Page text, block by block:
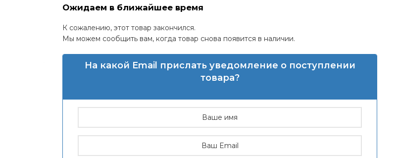
Ожидаем в ближайшее время
К сожалению, этот товар закончился.
Мы можем сообщить вам, когда товар снова появится в наличии.
На какой Email прислать уведомление о поступлении
товара?